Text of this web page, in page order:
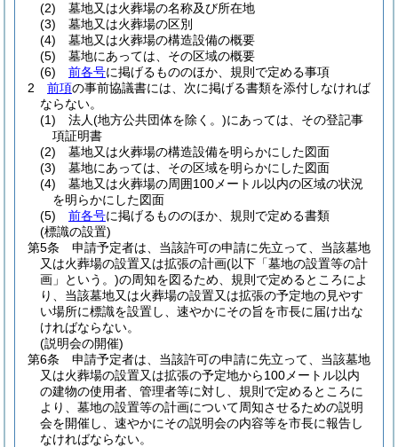
(2)
墓地又は火葬場の名称及び所在地
(3)
墓地又は火葬場の区別
(4)
墓地又は火葬場の構造設備の概要
(5)
墓地にあっては、その区域の概要
(6)
前各号に掲げるもののほか、規則で定める事項
2
前項の事前協議書には、次に掲げる書類を添付しなければ
ならない。
(1)
法人(地方公共団体を除く。)にあっては、その登記事
項証明書
(2)
墓地又は火葬場の構造設備を明らかにした図面
(3)
墓地にあっては、その区域を明らかにした図面
(4)
墓地又は火葬場の周囲100メートル以内の区域の状況
を明らかにした図面
(5)
前各号に掲げるもののほか、規則で定める書類
(標識の設置)
第5条
申請予定者は、当該許可の申請に先立って、当該墓地
又は火葬場の設置又は拡張の計画(以下「墓地の設置等の計
画」という。)の周知を図るため、規則で定めるところによ
り、当該墓地又は火葬場の設置又は拡張の予定地の見やす
い場所に標識を設置し、速やかにその旨を市長に届け出な
ければならない。
(説明会の開催)
第6条
申請予定者は、当該許可の申請に先立って、当該墓地
又は火葬場の設置又は拡張の予定地から100メートル以内
の建物の使用者、管理者等に対し、規則で定めるところに
より、墓地の設置等の計画について周知させるための説明
会を開催し、速やかにその説明会の内容等を市長に報告し
なければならない。